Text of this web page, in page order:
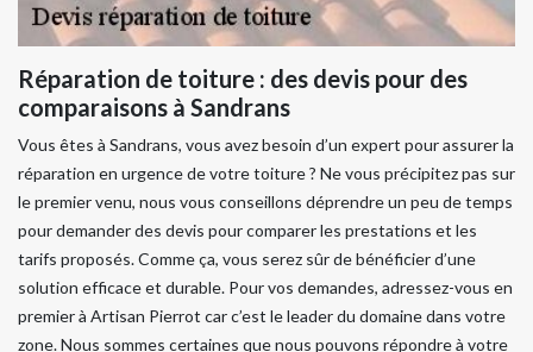
Réparation de toiture : des devis pour des
comparaisons à Sandrans
Vous êtes à Sandrans, vous avez besoin d’un expert pour assurer la
réparation en urgence de votre toiture ? Ne vous précipitez pas sur
le premier venu, nous vous conseillons déprendre un peu de temps
pour demander des devis pour comparer les prestations et les
tarifs proposés. Comme ça, vous serez sûr de bénéficier d’une
solution efficace et durable. Pour vos demandes, adressez-vous en
premier à Artisan Pierrot car c’est le leader du domaine dans votre
zone. Nous sommes certaines que nous pouvons répondre à votre